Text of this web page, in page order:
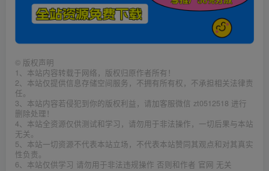
© 版权声明
1、本站内容转载于网络，版权归原作者所有！
2、本站仅提供信息存储空间服务，不拥有所有权，不承担相关法律责
任。
3、本站内容若侵犯到你的版权利益，请加客服微信 zt0512518 进行
删除处理！
4、本站全资源仅供测试和学习，请勿用于非法操作，一切后果与本站
无关。
5、本站一切资源不代表本站立场，不代表本站赞同其观点和对其真实
性负责。
6、本站仅供学习 请勿用于非法违规操作 否则和作者 官网 无关